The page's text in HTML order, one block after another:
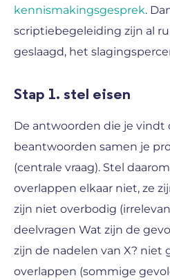
kennismakingsgesprek.
scriptiebegeleiding zijn al
geslaagd, het
Stap 1. stel eisen
De antwoorden die je vindt
beantwoorden samen je
(centrale vraag). Stel
overlappen elkaar niet, ze
zijn niet overbodig
deelvragen Wat zijn de
zijn de nadelen van X? niet
overlappen (sommige